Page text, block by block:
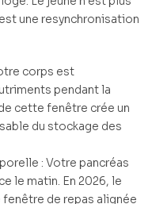
une resynchronisation
corps est
pendant la
cette fenêtre crée un
du stockage des
: Votre pancréas
le matin. En 2026, le
de repas alignée